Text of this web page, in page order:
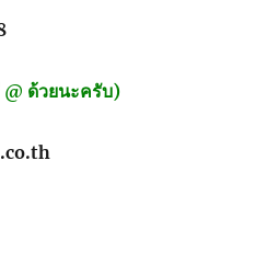
ด้วยนะครับ)